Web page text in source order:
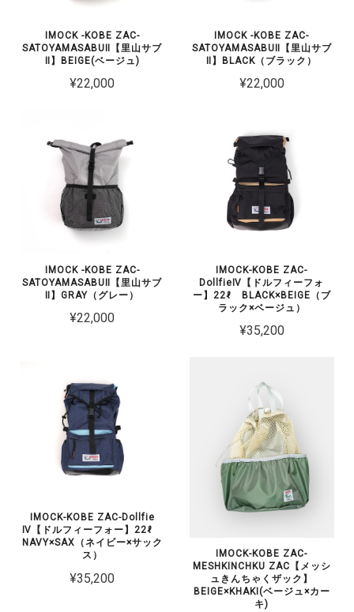
IMOCK -KOBE ZAC-
SATOYAMASABUⅡ【里山サブ
Ⅱ】BEIGE(ベージュ)
¥22,000
IMOCK -KOBE ZAC-
SATOYAMASABUⅡ【里山サブ
Ⅱ】BLACK（ブラック）
¥22,000
IMOCK -KOBE ZAC-
SATOYAMASABUⅡ【里山サブ
Ⅱ】GRAY（グレー）
¥22,000
IMOCK-KOBE ZAC-
DollfieⅣ【ドルフィーフォ
ー】22ℓ BLACK×BEIGE（ブ
ラック×ベージュ）
¥35,200
IMOCK-KOBE ZAC-Dollfie
Ⅳ【ドルフィーフォー】22ℓ
NAVY×SAX（ネイビー×サック
ス）
¥35,200
IMOCK-KOBE ZAC-
MESHKINCHKU ZAC【メッシ
ュきんちゃくザック】
BEIGE×KHAKI(ベージュ×カー
キ)